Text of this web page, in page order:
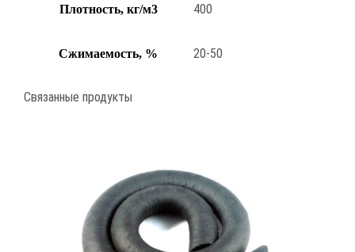
Плотность, кг/м3 400
Сжимаемость, % 20-50
Связанные продукты